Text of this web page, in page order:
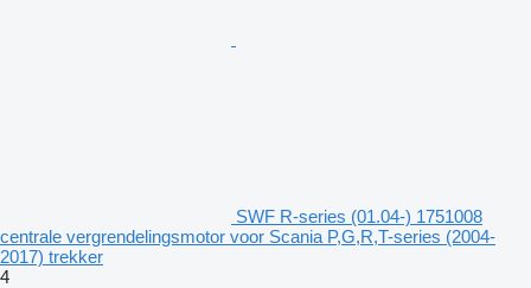
SWF R-series (01.04-) 1751008
centrale vergrendelingsmotor voor Scania P,G,R,T-series (2004-
2017) trekker
4